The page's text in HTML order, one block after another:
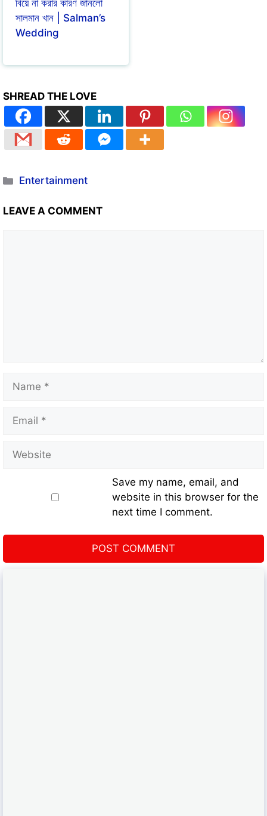
বিয়ে না করার কারণ জানলো
সালমান খান | Salman’s
Wedding
SHREAD THE LOVE
Entertainment
LEAVE A COMMENT
Save my name, email, and
website in this browser for the
next time I comment.